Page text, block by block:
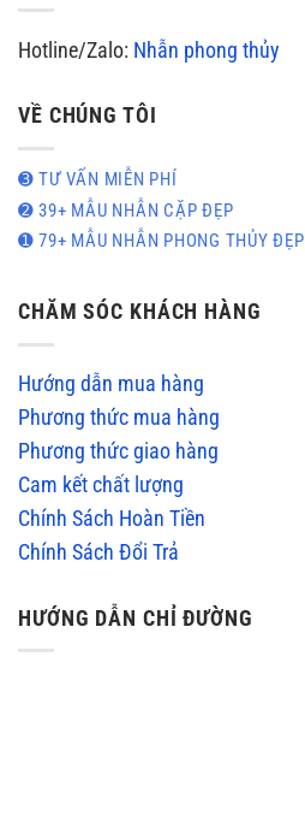
Hotline/Zalo: Nhẫn phong thủy
VỀ CHÚNG TÔI
➌ TƯ VẤN MIỄN PHÍ
➋ 39+ MẪU NHẪN CẶP ĐẸP
➊ 79+ MẪU NHẪN PHONG THỦY ĐẸP
CHĂM SÓC KHÁCH HÀNG
Hướng dẫn mua hàng
Phương thức mua hàng
Phương thức giao hàng
Cam kết chất lượng
Chính Sách Hoàn Tiền
Chính Sách Đổi Trả
HƯỚNG DẪN CHỈ ĐƯỜNG